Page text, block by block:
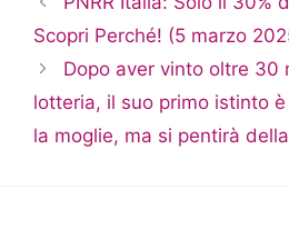
Scopri Perché! (5 marzo
Dopo aver vinto oltre 30
lotteria, il suo primo istinto
la moglie, ma si pentirà